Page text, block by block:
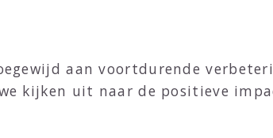
aan voortdurende
kijken uit naar de positieve